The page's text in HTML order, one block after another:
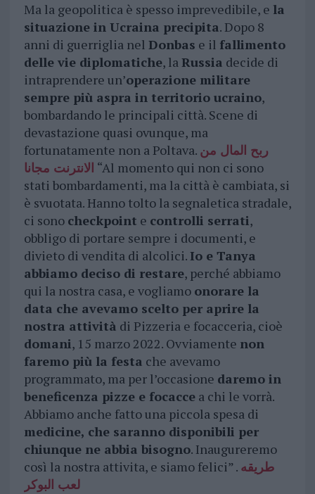
Ma la geopolitica è spesso imprevedibile, e la
situazione in Ucraina precipita. Dopo 8
anni di guerriglia nel Donbas e il fallimento
delle vie diplomatiche, laRussia decide di
intraprendere un’operazione militare
sempre più aspra in territorio ucraino,
bombardando le principali città. Scene di
devastazione quasi ovunque, ma
fortunatamente non a Poltava. ربح المال من
الانترنت مجانا “Al momento qui non ci sono
stati bombardamenti, ma la città è cambiata, si
è svuotata. Hanno tolto la segnaletica stradale,
ci sono checkpoint e controlli serrati,
obbligo di portare sempre i documenti, e
divieto di vendita di alcolici. Io e Tanya
abbiamo deciso di restare, perché abbiamo
qui la nostra casa, e vogliamo onorare la
data che avevamo scelto per aprire la
nostra attività di Pizzeria e focacceria, cioè
domani, 15 marzo 2022. Ovviamente non
faremo più la festa che avevamo
programmato, ma per l’occasione daremo in
beneficenza pizze e focaccea chi le vorrà.
Abbiamo anche fatto una piccola spesa di
medicine, che saranno disponibili per
chiunque ne abbia bisogno. Inaugureremo
così la nostra attivita, e siamo felici” . طريقه
لعب البوكر